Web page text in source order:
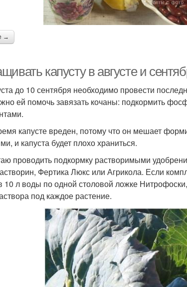
→
капусту в августе и
до 10 сентября необходимо провести
ей помочь завязать кочаны: подкормить
капусте вреден, потому что он мешает
и капуста будет плохо храниться.
проводить подкормку растворимыми
Фертика Люкс или Агрикола. Если
10 л воды по одной столовой ложке
под каждое растение.